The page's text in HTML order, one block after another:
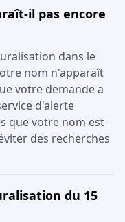
il pas encore
dans le
nom n'apparaît
votre demande a
d'alerte
que votre nom est
des recherches
du 15